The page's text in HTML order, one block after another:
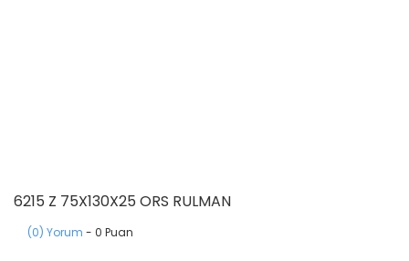
6215 Z 75X130X25 ORS RULMAN
(0) Yorum - 0 Puan